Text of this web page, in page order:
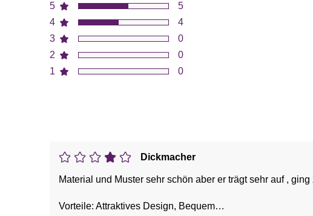
5
4
3
2
1
5
4
0
0
0
Dickmacher
Material und Muster sehr schön aber er trägt sehr auf , ging
Vorteile: Attraktives Design, Bequem